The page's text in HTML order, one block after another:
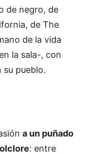
de negro, de
de The
de la vida
la sala-, con
su pueblo.
a un puñado
: entre